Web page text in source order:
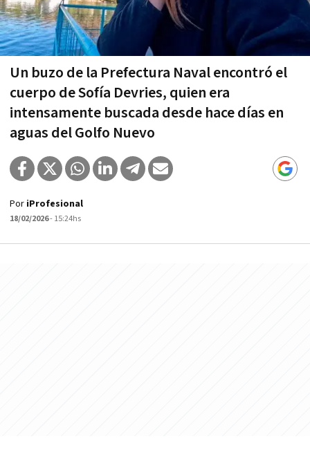
Un buzo de la Prefectura Naval encontró el
cuerpo de Sofía Devries, quien era
intensamente buscada desde hace días en
aguas del Golfo Nuevo
Por iProfesional
18/02/2026- 15:24hs